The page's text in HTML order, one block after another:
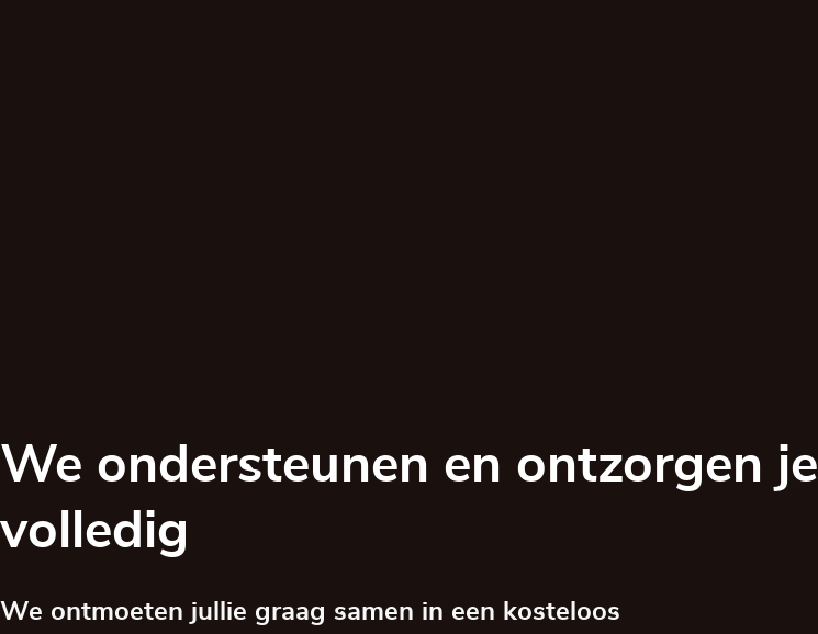
We ondersteunen en ontzorgen je
volledig
We ontmoeten jullie graag samen in een kosteloos